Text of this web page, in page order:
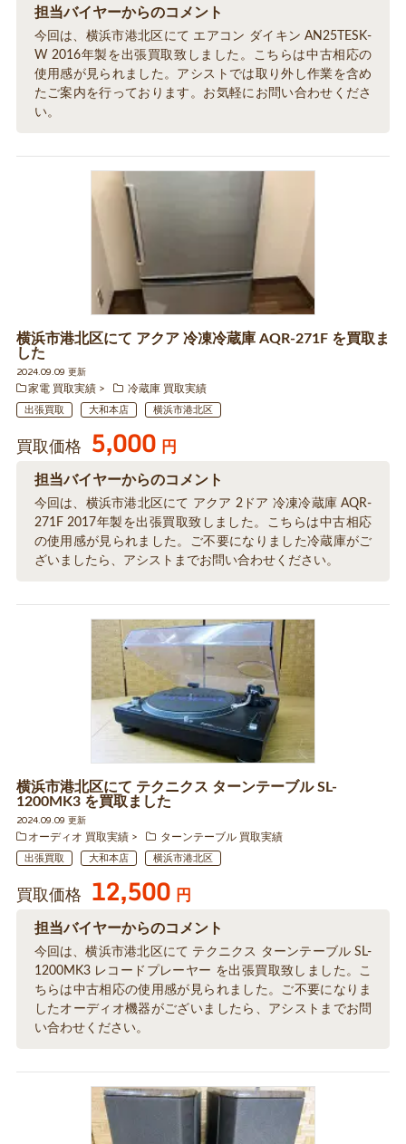
担当バイヤーからのコメント
今回は、横浜市港北区にて エアコン ダイキン AN25TESK-
W 2016年製を出張買取致しました。こちらは中古相応の
使用感が見られました。アシストでは取り外し作業を含め
たご案内を行っております。お気軽にお問い合わせくださ
い。
横浜市港北区にて アクア 冷凍冷蔵庫 AQR-271F を買取ま
した
2024.09.09 更新
家電 買取実績
冷蔵庫 買取実績
出張買取 大和本店 横浜市港北区
買取価格 5,000 円
担当バイヤーからのコメント
今回は、横浜市港北区にて アクア 2ドア 冷凍冷蔵庫 AQR-
271F 2017年製を出張買取致しました。こちらは中古相応
の使用感が見られました。ご不要になりました冷蔵庫がご
ざいましたら、アシストまでお問い合わせください。
横浜市港北区にて テクニクス ターンテーブル SL-
1200MK3 を買取ました
2024.09.09 更新
オーディオ 買取実績
ターンテーブル 買取実績
出張買取 大和本店 横浜市港北区
買取価格 12,500 円
担当バイヤーからのコメント
今回は、横浜市港北区にて テクニクス ターンテーブル SL-
1200MK3 レコードプレーヤー を出張買取致しました。こ
ちらは中古相応の使用感が見られました。ご不要になりま
したオーディオ機器がございましたら、アシストまでお問
い合わせください。